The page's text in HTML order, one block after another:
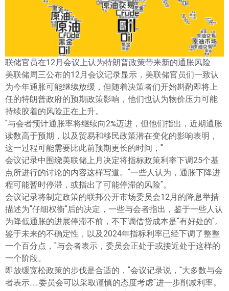
联储官员在12月会议上认为特朗普政策带来新的通胀风险
美联储周三公布的12月会议记录显示，美联储官员们一致认
为今年通胀可能继续放缓，但随着决策者们开始斟酌即将上
任的特朗普政府的预期政策影响，他们也认为物价压力可能
持续胶着的风险正在上升。
"与会者预计通胀率将继续向2%迈进，但他们指出，近期通胀
读数高于预期，以及贸易和移民政策潜在变化的影响表明，
这一过程可能需要比此前预期更长的时间，"
会议记录中围绕美联储上月决定将指标政策利率下调25个基
点所进行的讨论的内容这样写道。"一些人认为，通胀下降进
程可能暂时停滞，或指出了可能停滞的风险"。
会议记录将制定政策的联邦公开市场委员会12月的降息举措
描述为"仔细权衡"后的决定，一些与会者指出，鉴于一些人认
为降低通胀的进展停滞不前，不下调借贷成本是"有好处的"。
鉴于未来的不确定性，以及2024年指标利率已经下调了整整
一个百分点，"与会者表示，委员会正处于或接近处于这样的
一个阶段。
即放缓宽松政策的步伐是合适的，"会议记录说，"大多数与会
者表示......委员会可以采取谨慎的态度考虑"进一步削减利率。